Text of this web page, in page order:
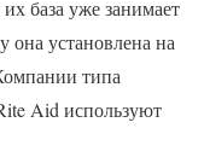
база уже занимает
она установлена на
типа
Aid используют